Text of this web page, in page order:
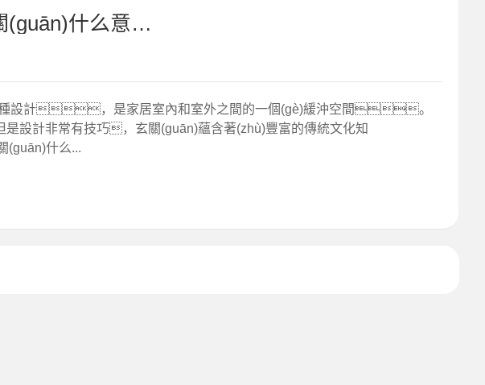
貴陽(yáng)裝修公司|玄關(guān)什么意思？玄關(guān)裝修注意事項！
種設計，是家居室內和室外之間的一個(gè)緩沖空間。
設計非常有技巧，玄關(guān)蘊含著(zhù)豐富的傳統文化知
什么...